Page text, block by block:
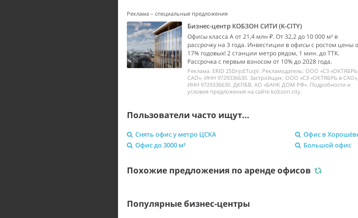
Реклама – специальные предложения
Бизнес-центр КОБЗОН СИТИ (K-CITY)
Офисы класса А от 21,4 млн ₽. От 32,2 до 10 000 м² в
рассрочку на 3 года. Инвестиции в офисы с ростом цены
17% годовых! 2 станции метро рядом, 1 мин. до ТТК.
Рассрочка с первым взносом от 10% до 2028 года.
Реклама. ERID 2SDnjcETuqV. Рекламодатель: ООО «СЗ
САО», ИНН 9729336630. Застройщик: ООО «СЗ «ОКТЯБРЬ в САО»,
ИНН 9729336630. ДКПБВ. АО «БАНК ДОМ РФ». Подробности и
условия предложения на сайте kobzon.city.
Пользователи часто ищут...
Снять офис у метро ЦСКА Офис в
Офис до 3000 м²
Большой офис
Похожие предложения по аренде офисов
Популярные бизнес-центры